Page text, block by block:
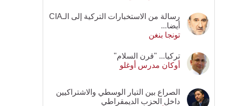
رسالة من الاستخبارات التركية إلى الـCIA
أيضا...
تونجا بنغن
تركيا... "قرن السلام"
أوكان مدرس أوغلو
الصراع بين التيار الوسطي والاشتراكيين
داخل الحزب الديمقراطي